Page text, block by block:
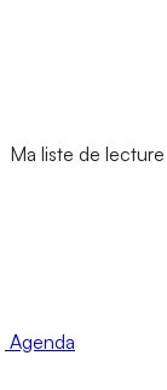
Ma liste de lecture
Agenda